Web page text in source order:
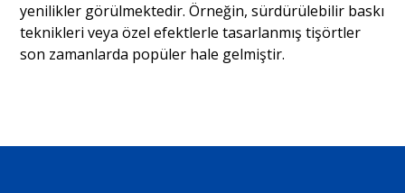
yenilikler görülmektedir. Örneğin, sürdürülebilir baskı
teknikleri veya özel efektlerle tasarlanmış tişörtler
son zamanlarda popüler hale gelmiştir.